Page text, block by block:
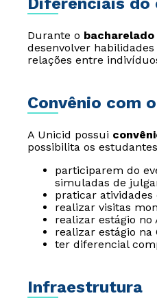
Durante o
desenvolver
relações entre
Convênio com
A Unicid possui
possibilita os
participarem do
simuladas de
praticar atividades
realizar visitas
realizar estágio no
realizar estágio na
ter diferencial
Infraestrutura